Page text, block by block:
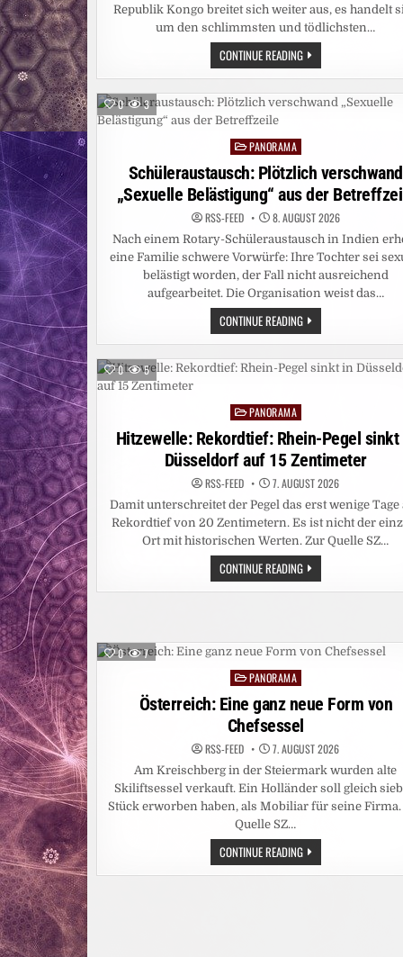
Republik Kongo breitet sich weiter aus, es handelt
um den schlimmsten und tödlichsten…
CONTINUE READINGCARITAS:
EBOLA-
EPIDEMIE
IN
DER
BESIEGT
/
ZAHL
DER
BETROFFENEN
PROVINZEN
AUF
FÜNF
ANGESTIEGEN
–
CARITAS
STELLT
WEITERE
EBOLA-
NOTHILFE
BEREIT
UND
BITTET
0 3
PostedPANORAMA
Schüleraustausch: Plötzlich verschwand
„Sexuelle Belästigung“ aus der
RSS-FEED 8. AUGUST 2026
Nach einem Rotary-Schüleraustausch in Indien
eine Familie schwere Vorwürfe: Ihre Tochter sei
belästigt worden, der Fall nicht ausreichend
aufgearbeitet. Die Organisation weist das…
CONTINUE READINGSCHÜLERAUSTAUSCH:
PLÖTZLICH
VERSCHWAND
„SEXUELLE
BELÄSTIGUNG“
0 5
PostedPANORAMA
Hitzewelle: Rekordtief: Rhein-Pegel sinkt
Düsseldorf auf 15 Zentimeter
RSS-FEED 7. AUGUST 2026
Damit unterschreitet der Pegel das erst wenige Tage
Rekordtief von 20 Zentimetern. Es ist nicht der
Ort mit historischen Werten. Zur Quelle SZ…
CONTINUE READINGHITZEWELLE:
REKORDTIEF:
RHEIN-
AUF
15
0 7
Posted
in
PANORAMA
Österreich: Eine ganz neue Form von
Chefsessel
RSS-FEED 7. AUGUST 2026
Am Kreischberg in der Steiermark wurden alte
Skiliftsessel verkauft. Ein Holländer soll gleich
Stück erworben haben, als Mobiliar für seine
Quelle SZ…
CONTINUE READINGÖSTERREICH:
EINE
GANZ